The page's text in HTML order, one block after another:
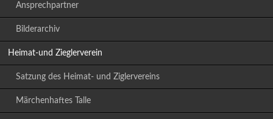
Ansprechpartner
Bilderarchiv
Heimat-und Zieglerverein
Satzung des Heimat- und Ziglervereins
Märchenhaftes Talle